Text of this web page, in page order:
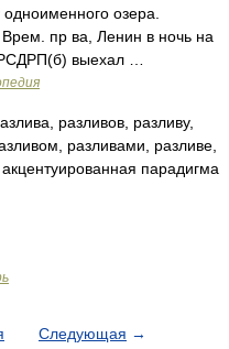
озера.
пр ва, Ленин в ночь на
выехал …
разливов, разливу,
разливами, разливе,
парадигма
Следующая →